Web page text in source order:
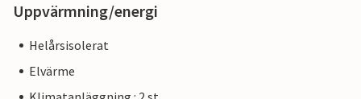
Uppvärmning/energi
Helårsisolerat
Elvärme